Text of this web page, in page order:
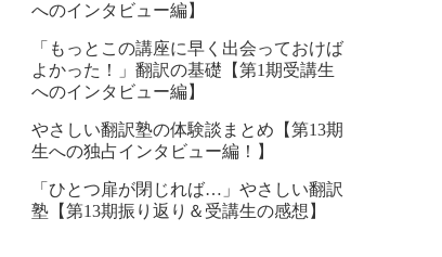
へのインタビュー編】
「もっとこの講座に早く出会っておけば
よかった！」翻訳の基礎【第1期受講生
へのインタビュー編】
やさしい翻訳塾の体験談まとめ【第13期
生への独占インタビュー編！】
「ひとつ扉が閉じれば…」やさしい翻訳
塾【第13期振り返り＆受講生の感想】